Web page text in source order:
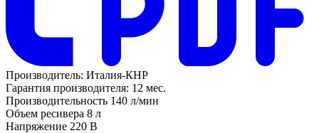
Производитель: Италия-КНР
Гарантия производителя: 12 мес.
Производительность 140 л/мин
Объем ресивера 8 л
Напряжение 220 В